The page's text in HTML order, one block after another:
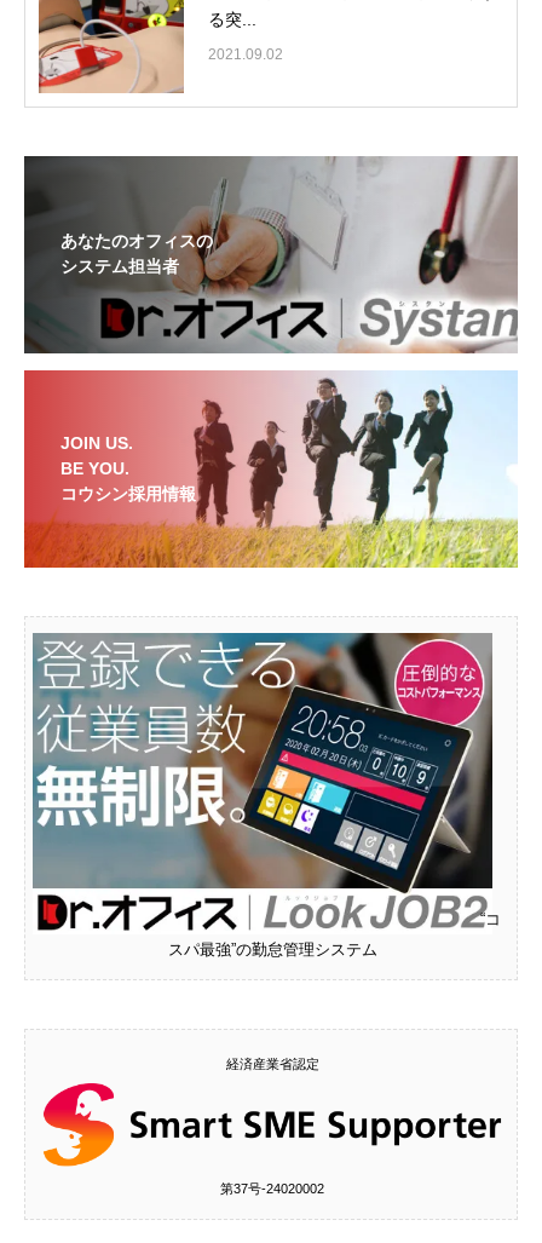
る突...
2021.09.02
あなたのオフィスの
システム担当者
JOIN US.
BE YOU.
コウシン採用情報
“コ
スパ最強”の勤怠管理システム
経済産業省認定
第37号‐24020002